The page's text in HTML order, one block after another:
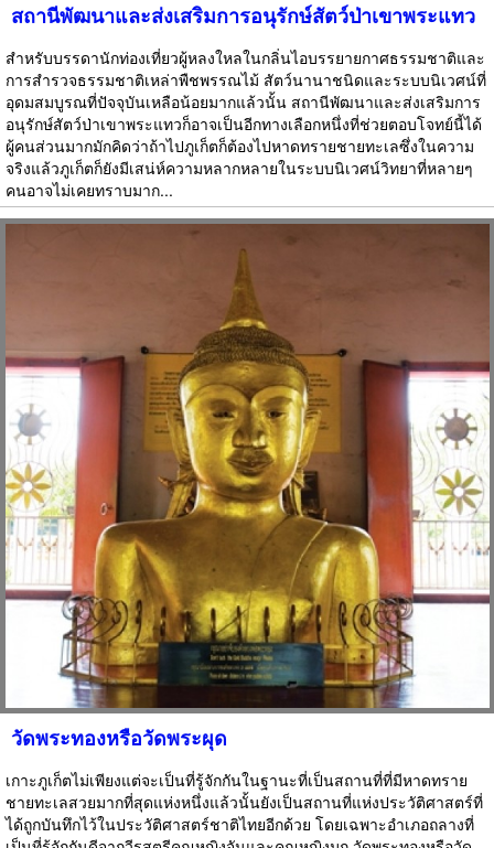
สถานีพัฒนาและส่งเสริมการอนุรักษ์สัตว์ป่าเขาพระแทว
สำหรับบรรดานักท่องเที่ยวผู้หลงใหลในกลิ่นไอบรรยายกาศธรรมชาติและ
การสำรวจธรรมชาติเหล่าพืชพรรณไม้ สัตว์นานาชนิดและระบบนิเวศน์ที่
อุดมสมบูรณที่ปัจจุบันเหลือน้อยมากแล้วนั้น สถานีพัฒนาและส่งเสริมการ
อนุรักษ์สัตว์ป่าเขาพระแทวก็อาจเป็นอีกทางเลือกหนึ่งที่ช่วยตอบโจทย์นี้ได้
ผู้คนส่วนมากมักคิดว่าถ้าไปภูเก็ตก็ต้องไปหาดทรายชายทะเลซึ่งในความ
จริงแล้วภูเก็ตก็ยังมีเสน่ห์ความหลากหลายในระบบนิเวศน์วิทยาที่หลายๆ
คนอาจไม่เคยทราบมาก...
วัดพระทองหรือวัดพระผุด
เกาะภูเก็ตไม่เพียงแต่จะเป็นที่รู้จักกันในฐานะที่เป็นสถานที่ที่มีหาดทราย
ชายทะเลสวยมากที่สุดแห่งหนึ่งแล้วนั้นยังเป็นสถานที่แห่งประวัติศาสตร์ที่
ได้ถูกบันทึกไว้ในประวัติศาสตร์ชาติไทยอีกด้วย โดยเฉพาะอำเภอถลางที่